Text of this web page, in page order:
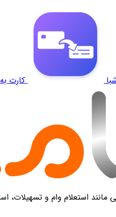
کارت
استعلام وام و تسهیلات،